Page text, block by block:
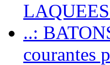
..:
courantes